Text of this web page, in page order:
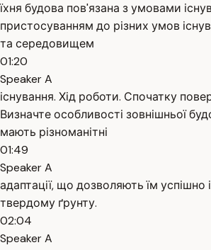
їхня будова пов'язана з умовами
пристосуванням до різних умов
та середовищем
01:20
Speaker A
існування. Хід роботи. Спочатку
Визначте особливості зовнішньої
мають різноманітні
01:49
Speaker A
адаптації, що дозволяють їм успішно
твердому ґрунту.
02:04
Speaker A